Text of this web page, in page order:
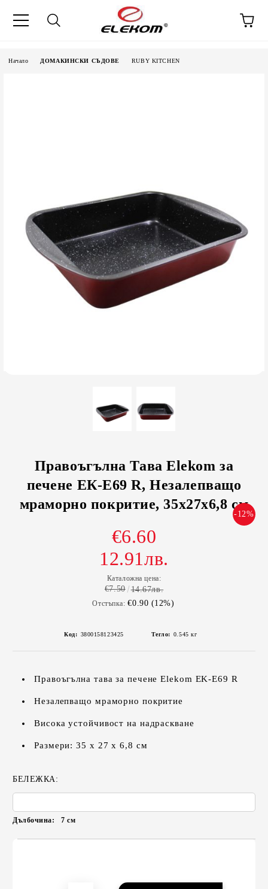
Начало ДОМАКИНСКИ СЪДОВЕ RUBY KITCHEN
Правоъгълна Тава Elekom за
печене ЕК-Е69 R, Незалепващо
мраморно покритие, 35x27x6,8 см
-12%
€6.60
12.91лв.
Каталожна цена:
€7.50 14.67лв.
Отстъпка: €0.90 (12%)
Код: 3800158123425 Тегло: 0.545 кг
Правоъгълна тава за печене Elekom EK-E69 R
Незалепващо мраморно покритие
Висока устойчивост на надраскване
Размери: 35 х 27 х 6,8 см
БЕЛЕЖКА:
Дълбочина: 7см